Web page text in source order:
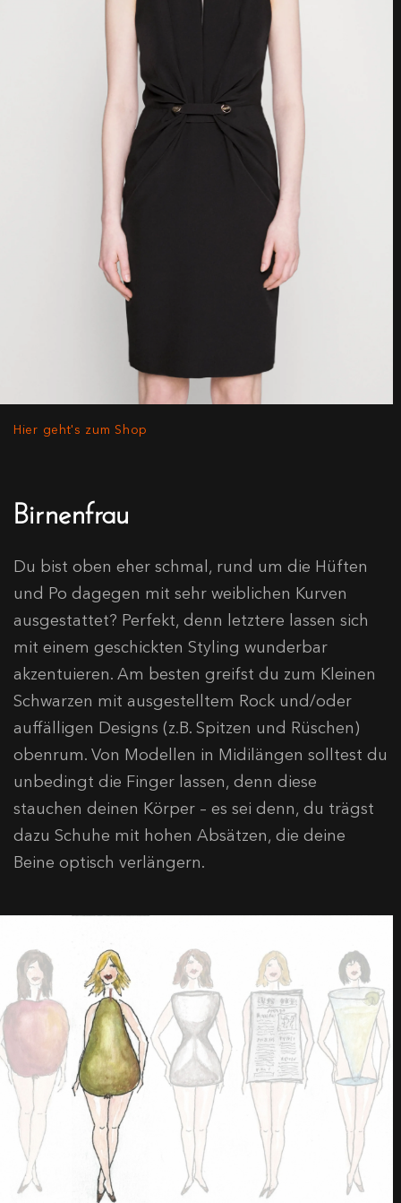
Hier geht's zum Shop
Birnenfrau
Du bist oben eher schmal, rund um die Hüften
und Po dagegen mit sehr weiblichen Kurven
ausgestattet? Perfekt, denn letztere lassen sich
mit einem geschickten Styling wunderbar
akzentuieren. Am besten greifst du zum Kleinen
Schwarzen mit ausgestelltem Rock und/oder
auffälligen Designs (z.B. Spitzen und Rüschen)
obenrum. Von Modellen in Midilängen solltest du
unbedingt die Finger lassen, denn diese
stauchen deinen Körper – es sei denn, du trägst
dazu Schuhe mit hohen Absätzen, die deine
Beine optisch verlängern.